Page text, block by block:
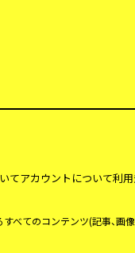
てアカウントについて利
べてのコンテンツ(記事、画